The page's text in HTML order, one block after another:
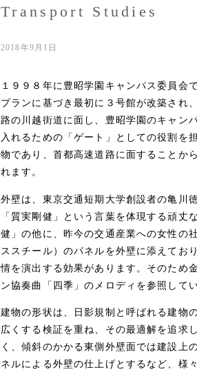
Transport Studies
2018年9月1日
１９９８年に豊昭学園キャンパス委員会
プランに基づき最初に３号館が改築され
路の川越街道に面し、豊昭学園のキャン
入れるための「ゲート」としての役割を
物であり、首都高速道路に面することか
れます。
外壁は、東京交通短期大学創設者の亀川
「質実剛健」という言葉を体現する頑
健」の他に、昨今の交通産業への女性の
ススチール）のパネルを外壁に添えてお
情を演出する効果があります。そのため
ン協奏曲「四季」のメロディを参照してい
建物の形状は、日影規制と呼ばれる建物
広くする検証を重ね、その最適解を追求
く、傾斜のかかる東側外壁面では建設上
ネルによる外壁の仕上げとするなど、様